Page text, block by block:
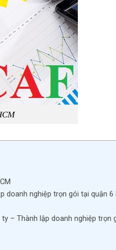
doanh nghiệp trọn gói tại quận 6
– Thành lập doanh nghiệp trọn